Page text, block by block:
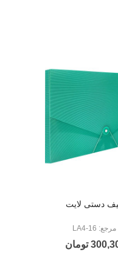
دستی لایت
مرجع: LA4-16
تومان